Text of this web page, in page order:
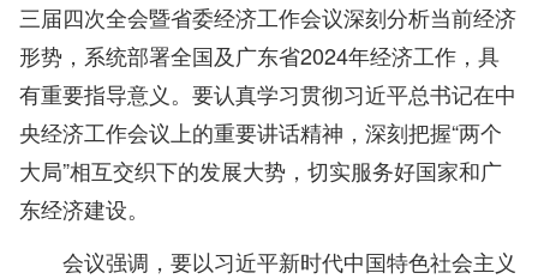
三届四次全会暨省委经济工作会议深刻分析当前经济
形势，系统部署全国及广东省2024年经济工作，具
有重要指导意义。要认真学习贯彻习近平总书记在中
央经济工作会议上的重要讲话精神，深刻把握“两个
大局”相互交织下的发展大势，切实服务好国家和广
东经济建设。
会议强调，要以习近平新时代中国特色社会主义